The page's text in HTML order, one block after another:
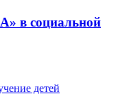
в социальной